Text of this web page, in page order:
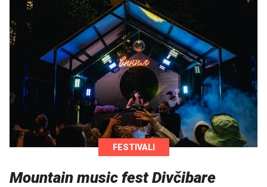
FESTIVALI
Mountain music fest Divčibare